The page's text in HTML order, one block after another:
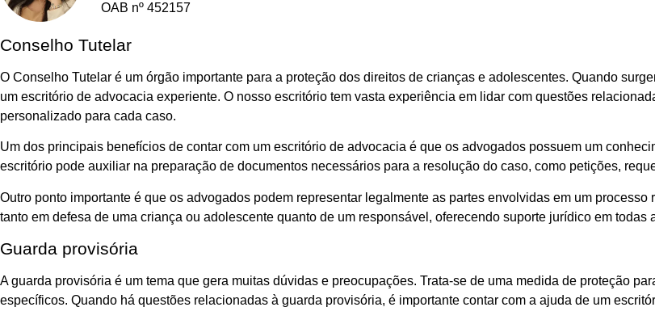
OAB nº 452157
Conselho Tutelar
O Conselho Tutelar é um órgão importante para a proteção dos direitos de crianças e adolescentes. Quando
um escritório de advocacia experiente. O nosso escritório tem vasta experiência em lidar com questões
personalizado para cada caso.
Um dos principais benefícios de contar com um escritório de advocacia é que os advogados possuem um
escritório pode auxiliar na preparação de documentos necessários para a resolução do caso, como petições,
Outro ponto importante é que os advogados podem representar legalmente as partes envolvidas em um
tanto em defesa de uma criança ou adolescente quanto de um responsável, oferecendo suporte jurídico em todas
Guarda provisória
A guarda provisória é um tema que gera muitas dúvidas e preocupações. Trata-se de uma medida de proteção
específicos. Quando há questões relacionadas à guarda provisória, é importante contar com a ajuda de um